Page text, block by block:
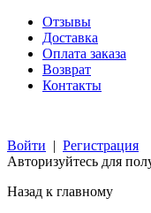
Отзывы
Доставка
Оплата заказа
Возврат
Контакты
Войти | Регистрация
Авторизуйтесь для
Назад к главному